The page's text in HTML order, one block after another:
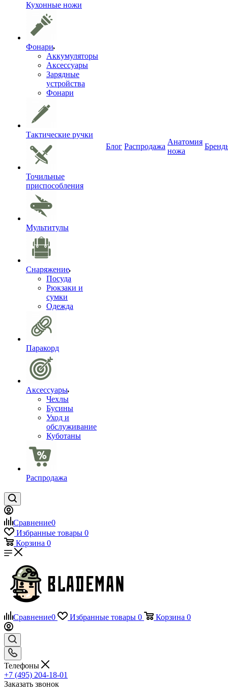
Кухонные ножи
Фонари
Аккумуляторы
Аксессуары
Зарядные
устройства
Фонари
Тактические ручки
Точильные
приспособления
Мультитулы
Снаряжение
Посуда
Рюкзаки и
сумки
Одежда
Паракорд
Аксессуары
Чехлы
Бусины
Уход и
обслуживание
Куботаны
Распродажа
Блог Распродажа
Анатомия
ножа
Сравнение0
Избранные товары 0
Корзина 0
Сравнение0 Избранные товары 0 Корзина 0
Телефоны
+7 (495) 204-18-01
Заказать звонок